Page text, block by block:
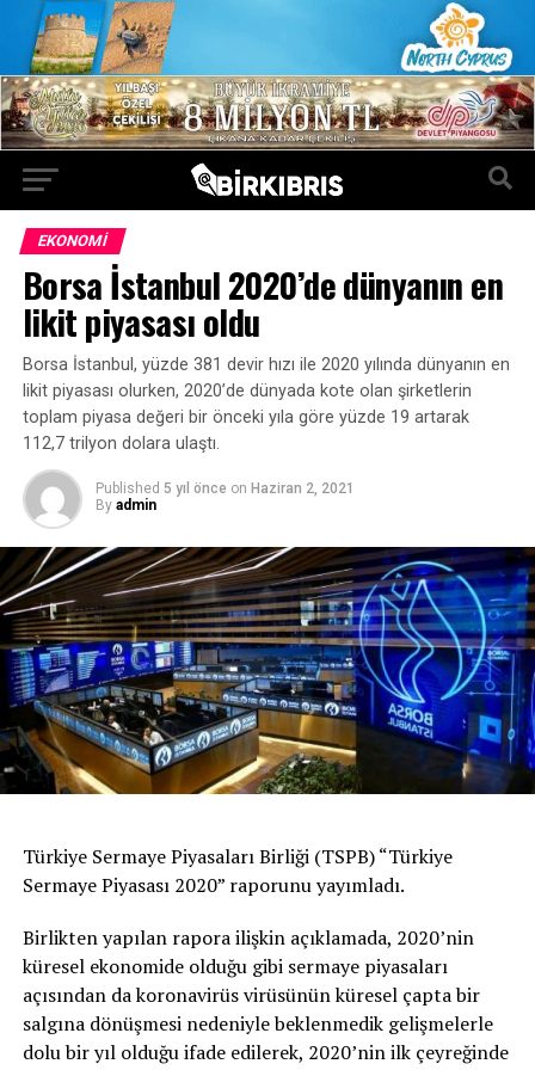
EKONOMI
Borsa İstanbul 2020’de dünyanın en
likit piyasası oldu
Borsa İstanbul, yüzde 381 devir hızı ile 2020 yılında dünyanın en
likit piyasası olurken, 2020’de dünyada kote olan şirketlerin
toplam piyasa değeri bir önceki yıla göre yüzde 19 artarak
112,7 trilyon dolara ulaştı.
Published 5 yıl önce on Haziran 2, 2021
By admin
Türkiye Sermaye Piyasaları Birliği (TSPB) “Türkiye
Sermaye Piyasası 2020” raporunu yayımladı.
Birlikten yapılan rapora ilişkin açıklamada, 2020’nin
küresel ekonomide olduğu gibi sermaye piyasaları
açısından da koronavirüs virüsünün küresel çapta bir
salgına dönüşmesi nedeniyle beklenmedik gelişmelerle
dolu bir yıl olduğu ifade edilerek, 2020’nin ilk çeyreğinde